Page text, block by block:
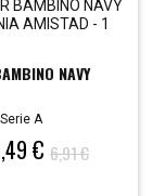
NAVY
A
€ 6,91 €